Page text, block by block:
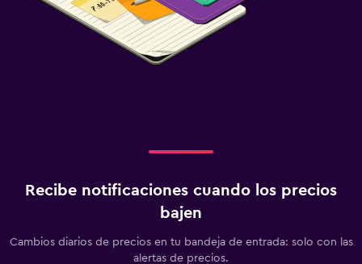
Recibe notificaciones cuando los precios
bajen
Cambios diarios de precios en tu bandeja de entrada: solo con las
alertas de precios.